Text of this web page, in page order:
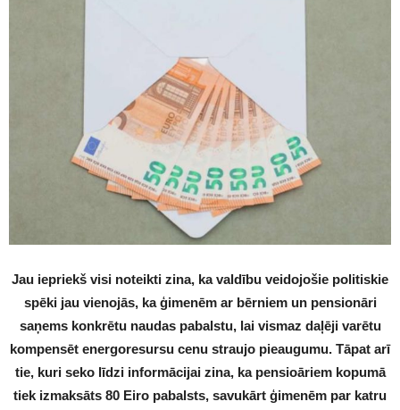
Jau iepriekš visi noteikti zina, ka valdību veidojošie politiskie
spēki jau vienojās, ka ģimenēm ar bērniem un pensionāri
saņems konkrētu naudas pabalstu, lai vismaz daļēji varētu
kompensēt energoresursu cenu straujo pieaugumu. Tāpat arī
tie, kuri seko līdzi informācijai zina, ka pensioāriem kopumā
tiek izmaksāts 80 Eiro pabalsts, savukārt ģimenēm par katru